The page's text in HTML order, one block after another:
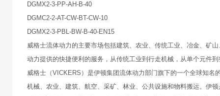
DGMX2-3-PP-AH-B-40
DGMC2-2-AT-CW-BT-CW-10
DGMX2-3-PBL-BW-B-40-EN15
威格士流体动力的主要市场包括建筑、农业、传统工业、冶金、矿
动力提供的快捷便利的服务，从传统工业到行走机械，从单个元件
威格士（VICKERS）是伊顿集团流体动力部门旗下的一个全球知
机械、农业、建筑、航空、采矿、林业、公共设施和物料搬运。伊